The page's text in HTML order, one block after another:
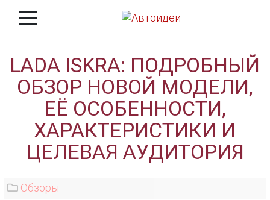
LADA ISKRA: ПОДРОБНЫЙ
ОБЗОР НОВОЙ МОДЕЛИ,
ЕЁ ОСОБЕННОСТИ,
ХАРАКТЕРИСТИКИ И
ЦЕЛЕВАЯ АУДИТОРИЯ
Обзоры